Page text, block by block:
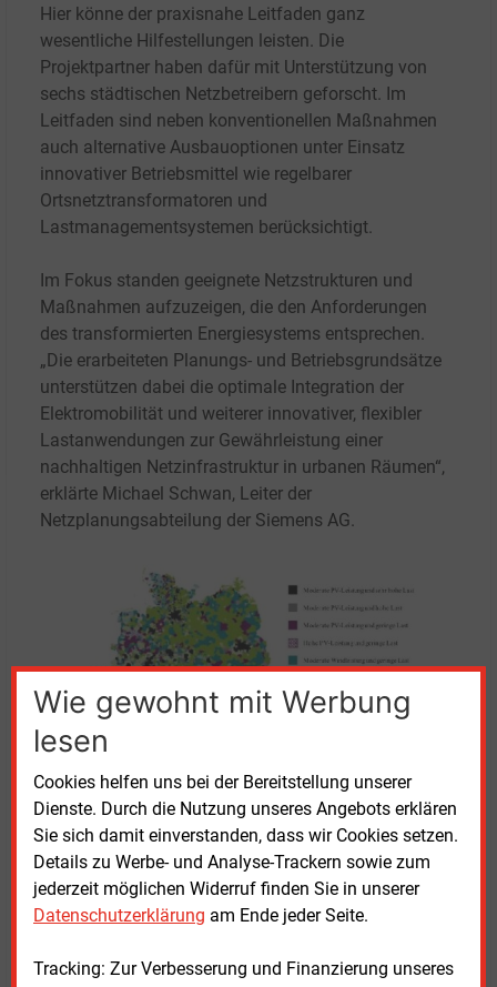
Wie gewohnt mit Werbung
lesen
Cookies helfen uns bei der Bereitstellung unserer
Dienste. Durch die Nutzung unseres Angebots erklären
Sie sich damit einverstanden, dass wir Cookies setzen.
Details zu Werbe- und Analyse-Trackern sowie zum
jederzeit möglichen Widerruf finden Sie in unserer
Datenschutzerklärung am Ende jeder Seite.
Tracking: Zur Verbesserung und Finanzierung unseres
Hier könne der praxisnahe Leitfaden ganz
wesentliche Hilfestellungen leisten. Die
Projektpartner haben dafür mit Unterstützung von
sechs städtischen Netzbetreibern geforscht. Im
Leitfaden sind neben konventionellen Maßnahmen
auch alternative Ausbauoptionen unter Einsatz
innovativer Betriebsmittel wie regelbarer
Ortsnetztransformatoren und
Lastmanagementsystemen berücksichtigt.
Im Fokus standen geeignete Netzstrukturen und
Maßnahmen aufzuzeigen, die den Anforderungen
des transformierten Energiesystems entsprechen.
„Die erarbeiteten Planungs- und Betriebsgrundsätze
unterstützen dabei die optimale Integration der
Elektromobilität und weiterer innovativer, flexibler
Lastanwendungen zur Gewährleistung einer
nachhaltigen Netzinfrastruktur in urbanen Räumen“,
erklärte Michael Schwan, Leiter der
Netzplanungsabteilung der Siemens AG.
Unterschiede zwischen Erzeugung und Verbrauch
erneuerbarer Energien nach Regionen
Quelle: BUW
Workshop zum Leitfaden im Angebot